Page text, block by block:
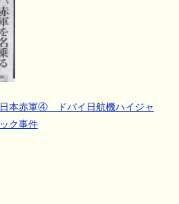
日本赤軍④ ドバイ日航機ハイジャ
ック事件